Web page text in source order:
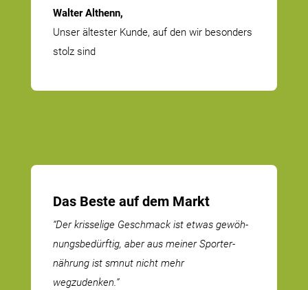
Walter Althenn,
Unser ältester Kunde, auf den wir besonders
stolz sind
Das Beste auf dem Markt
“Der krisselige Geschmack ist etwas gewöh­
nungs­be­dürftig, aber aus meiner Sport­er­
nährung ist smnut nicht mehr
wegzudenken.”